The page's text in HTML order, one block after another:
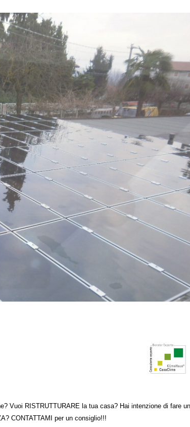
Vuoi RISTRUTTURARE la tua casa? Hai intenzione di fare un
CONTATTAMI per un consiglio!!!